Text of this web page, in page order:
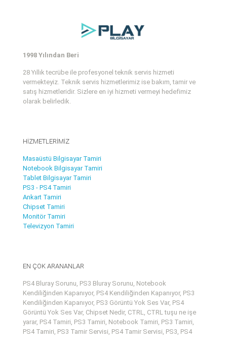
1998 Yılından Beri
28 Yıllık tecrübe ile profesyonel teknik servis hizmeti
vermekteyiz. Teknik servis hizmetlerimiz ise bakım, tamir ve
satış hizmetleridir. Sizlere en iyi hizmeti vermeyi hedefimiz
olarak belirledik.
HİZMETLERİMİZ
Masaüstü Bilgisayar Tamiri
Notebook Bilgisayar Tamiri
Tablet Bilgisayar Tamiri
PS3 - PS4 Tamiri
Ankart Tamiri
Chipset Tamiri
Monitör Tamiri
Televizyon Tamiri
EN ÇOK ARANANLAR
PS4 Bluray Sorunu, PS3 Bluray Sorunu, Notebook
Kendiliğinden Kapanıyor, PS4 Kendiliğinden Kapanıyor, PS3
Kendiliğinden Kapanıyor, PS3 Görüntü Yok Ses Var, PS4
Görüntü Yok Ses Var, Chipset Nedir, CTRL, CTRL tuşu ne işe
yarar, PS4 Tamiri, PS3 Tamiri, Notebook Tamiri, PS3 Tamiri,
PS4 Tamiri, PS3 Tamir Servisi, PS4 Tamir Servisi, PS3, PS4